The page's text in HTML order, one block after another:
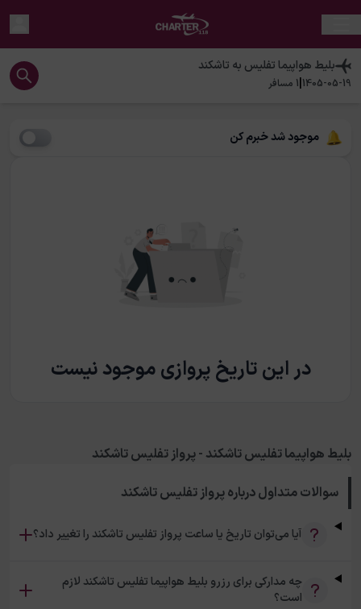
بلیط هواپیماتفلیس به تاشکند
1405-05-19
|
1 مسافر
موجود شد خبرم کن
در این تاریخ پروازی موجود نیست
بلیط هواپیما تفلیس تاشکند - پرواز تفلیس تاشکند
سوالات متداول دربارهپرواز تفلیس تاشکند
آیا می‌توان تاریخ یا ساعت پرواز تفلیس تاشکند را تغییر داد؟
چه مدارکی برای رزرو بلیط هواپیما تفلیس تاشکند لازم
است؟